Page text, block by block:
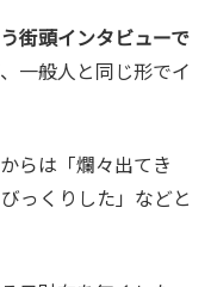
街頭インタビューで
一般人と同じ形でイ
らは「爛々出てき
っくりした」などと